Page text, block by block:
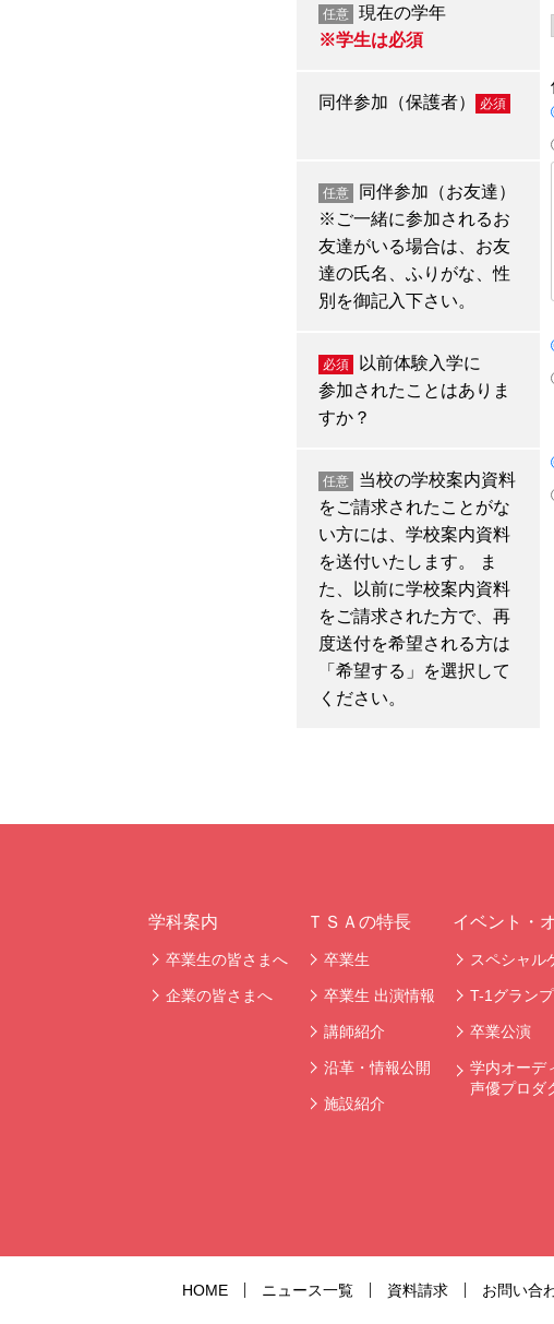
任意
現在の学年
※学生は必須
同伴参加（保護者） 必須
任意
同伴参加（お友達）
※ご一緒に参加されるお
友達がいる場合は、お友
達の氏名、ふりがな、性
別を御記入下さい。
必須
以前体験入学に
参加されたことはありま
すか？
任意
当校の学校案内資料
をご請求されたことがな
い方には、学校案内資料
を送付いたします。 ま
た、以前に学校案内資料
をご請求された方で、再
度送付を希望される方は
「希望する」を選択して
ください。
学科案内
卒業生の皆さまへ
企業の皆さまへ
ＴＳＡの特長
卒業生
卒業生 出演情報
講師紹介
沿革・情報公開
施設紹介
イベント・
スペシャル
T-1グランプ
卒業公演
学内オーデ
声優プロダ
HOME ニュース一覧 資料請求 お問い合